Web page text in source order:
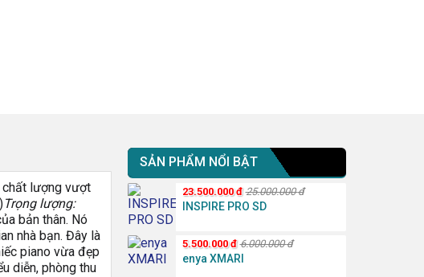
chất lượng vượt
Trọng lượng:
bản thân. Nó
nhà bạn. Đây là
piano vừa đẹp
diễn, phòng thu
SẢN PHẨM NỔI BẬT
23.500.000 đ 25.000.000 đ
INSPIRE PRO SD
5.500.000 đ 6.000.000 đ
enya XMARI